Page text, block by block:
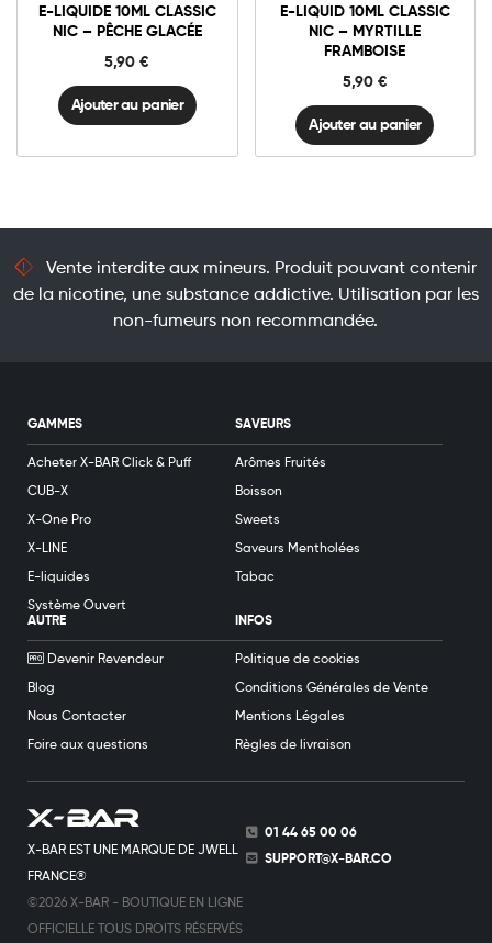
E-LIQUIDE 10ML CLASSIC
NIC – PÊCHE GLACÉE
5,90€
10ml
Classic
Nic
Pêche
Ajouter au panier
Ajouter au panier
E-LIQUID 10ML CLASSIC
NIC – MYRTILLE
FRAMBOISE
5,90 €
10ml
Classic
Nic
-
Framboise
Ajouter au panier
Ajouter au panier
Vente interdite aux mineurs. Produit pouvant contenir
de la nicotine, une substance addictive. Utilisation par les
non-fumeurs non recommandée.
X-BAR EST UNE MARQUE DE JWELL
FRANCE®
©2026 X-BAR - BOUTIQUE EN LIGNE
OFFICIELLE TOUS DROITS RÉSERVÉS
01 44 65 00 06
SUPPORT@X-BAR.CO
GAMMES
Acheter X-BAR Click & Puff
CUB-X
X-One Pro
X-LINE
E-liquides
Système Ouvert
SAVEURS
Arômes Fruités
Boisson
Sweets
Saveurs Mentholées
Tabac
AUTRE
Devenir Revendeur
Blog
Nous Contacter
Foire aux questions
INFOS
Politique de cookies
Conditions Générales de Vente
Mentions Légales
Règles de livraison